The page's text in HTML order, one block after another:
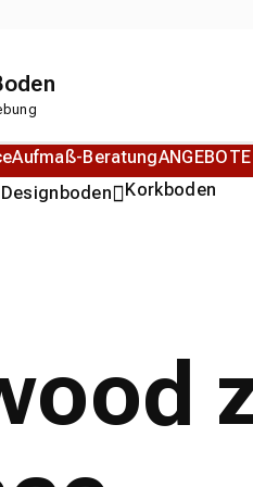
Designboden Korkboden
Aufmaß-BeratungANGEBOTE